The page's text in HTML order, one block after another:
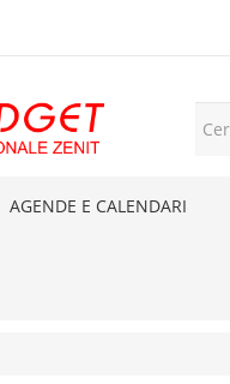
AGENDE E CALENDARI